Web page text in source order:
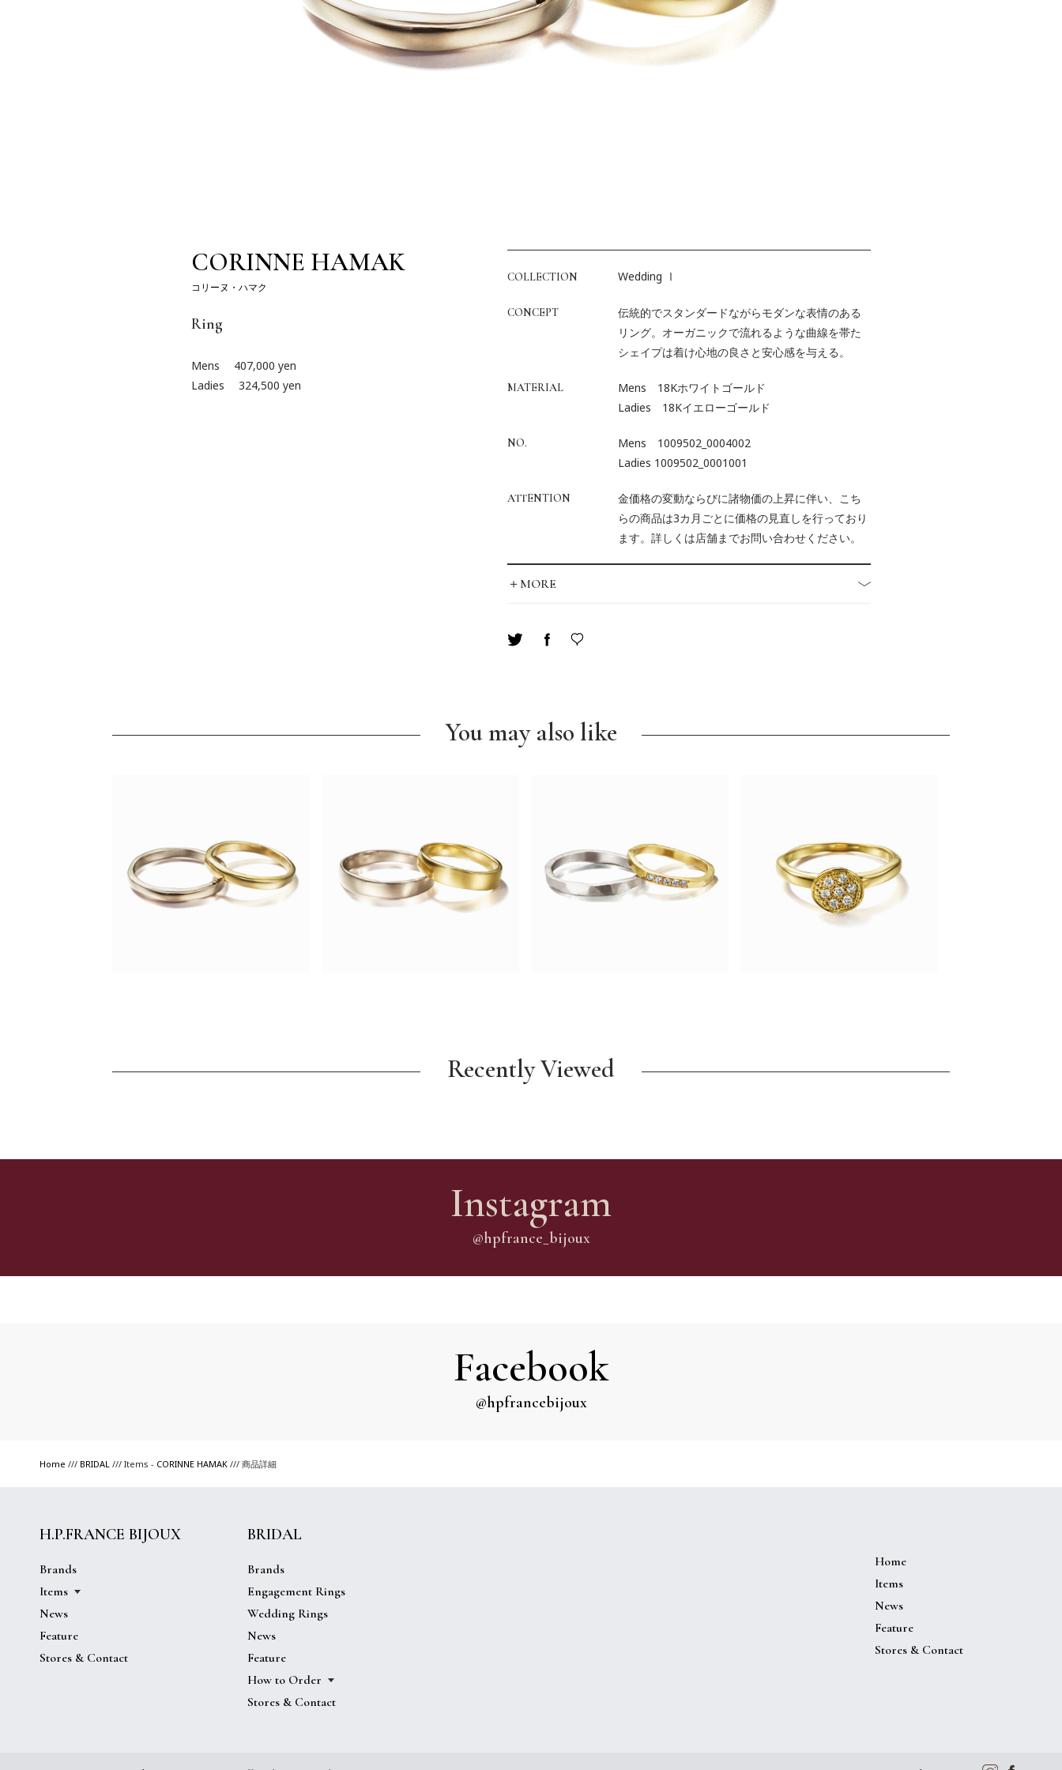
CORINNE HAMAK
コリーヌ・ハマク
Ring
Mens 407,000 yen
Ladies
324,500 yen
COLLECTION Wedding Ⅰ
CONCEPT
伝統的でスタンダードながらモダンな表情のある
リング。オーガニックで流れるような曲線を帯た
シェイプは着け心地の良さと安心感を与える。
MATERIAL
Mens 18Kホワイトゴールド
Ladies 18Kイエローゴールド
NO.
Mens 1009502_0004002
Ladies 1009502_0001001
ATTENTION
金価格の変動ならびに諸物価の上昇に伴い、こち
らの商品は3カ月ごとに価格の見直しを行っており
ます。詳しくは店舗までお問い合わせください。
＋MORE
You may also like
Recently Viewed
Instagram
@hpfrance_bijoux
Facebook
@hpfrancebijoux
Home /// BRIDAL /// Items - CORINNE HAMAK /// 商品詳細
H.P.FRANCE BIJOUX
Brands
Items
News
Feature
Stores & Contact
BRIDAL
Brands
Engagement Rings
Wedding Rings
News
Feature
How to Order
Stores & Contact
Home
Items
News
Feature
Stores & Contact